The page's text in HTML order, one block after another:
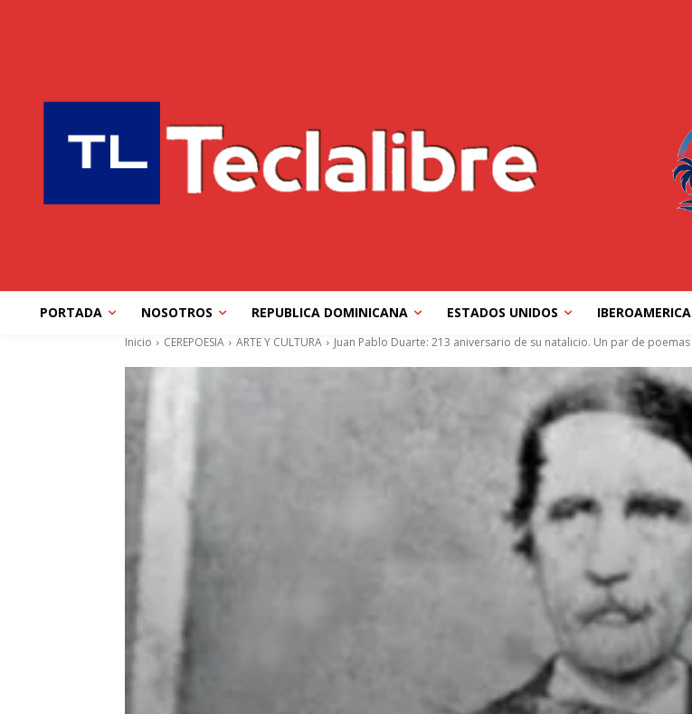
PORTADA NOSOTROS REPUBLICA DOMINICANA ESTADOS UNIDOS IBEROAMERICA
Inicio CEREPOESIA ARTE Y CULTURA Juan Pablo Duarte: 213 aniversario de su natalicio. Un par de poemas